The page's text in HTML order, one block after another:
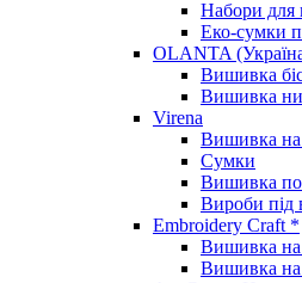
Набори для
Еко-сумки
OLANTA
Вишивка
Вишивка
Virena
Вишивка на
Сумки
Вишивка по
Вироби під
Embroidery Craft *
Вишивка на
Вишивка на